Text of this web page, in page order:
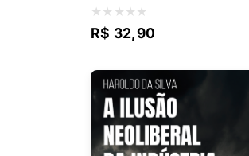
★ ★ ★ ★ ★
R$ 32,90